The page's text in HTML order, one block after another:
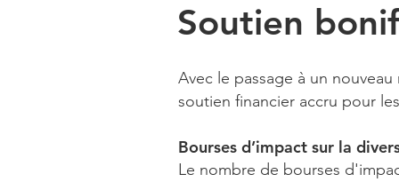
Soutien
Avec le passage à un
soutien financier accru pour
Bourses d’impact sur la
Le nombre de bourses